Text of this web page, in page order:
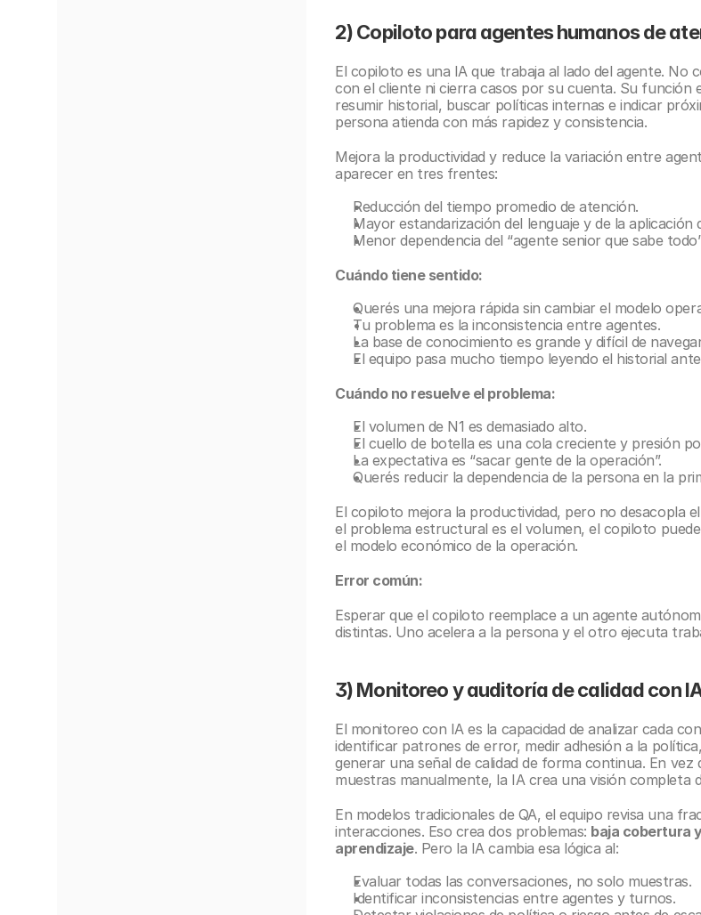
2) Copiloto para agentes humanos de
El copiloto es una IA que trabaja al lado del agente. No
con el cliente ni cierra casos por su cuenta. Su función
resumir historial, buscar políticas internas e indicar
persona atienda con más rapidez y consistencia.
Mejora la productividad y reduce la variación entre
aparecer en tres frentes:
Reducción del tiempo promedio de atención.
Mayor estandarización del lenguaje y de la aplicación
Menor dependencia del “agente senior que sabe
Cuándo tiene sentido:
Querés una mejora rápida sin cambiar el modelo
Tu problema es la inconsistencia entre agentes.
La base de conocimiento es grande y difícil de
El equipo pasa mucho tiempo leyendo el historial
Cuándo no resuelve el problema:
El volumen de N1 es demasiado alto.
El cuello de botella es una cola creciente y presión
La expectativa es “sacar gente de la operación”.
Querés reducir la dependencia de la persona en la
El copiloto mejora la productividad, pero no desacopla
el problema estructural es el volumen, el copiloto
el modelo económico de la operación.
Error común:
Esperar que el copiloto reemplace a un agente
distintas. Uno acelera a la persona y el otro ejecuta
3) Monitoreo y auditoría de calidad con
El monitoreo con IA es la capacidad de analizar cada
identificar patrones de error, medir adhesión a la
generar una señal de calidad de forma continua. En vez
muestras manualmente, la IA crea una visión completa
En modelos tradicionales de QA, el equipo revisa una
interacciones. Eso crea dos problemas: baja cobertura
aprendizaje. Pero la IA cambia esa lógica al:
Evaluar todas las conversaciones, no solo muestras.
Identificar inconsistencias entre agentes y turnos.